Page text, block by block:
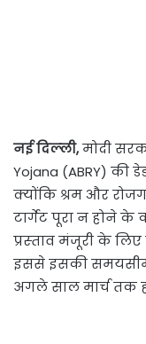
नई दिल्‍ली,मोदी
Yojana (ABRY) की
क्‍योंकि श्रम और
टार्गेट पूरा न होने
प्रस्‍ताव मंजूरी के
इससे इसकी
अगले साल मार्च तक